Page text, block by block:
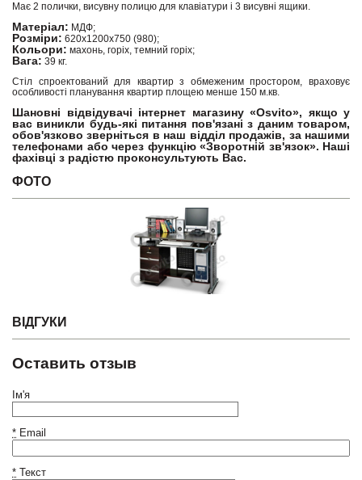
Має 2 полички, висувну полицю для клавіатури і 3 висувні ящики.
Матеріал: МДФ;
Розміри: 620х1200х750 (980);
Кольори: махонь, горіх, темний горіх;
Вага: 39 кг.
Стіл спроектований для квартир з обмеженим простором, враховує
особливості планування квартир площею менше 150 м.кв.
Шановні відвідувачі інтернет магазину «Osvito», якщо у
вас виникли будь-які питання пов'язані з даним товаром,
обов'язково зверніться в наш відділ продажів, за нашими
телефонами або через функцію «Зворотній зв'язок». Наші
фахівці з радістю проконсультують Вас.
ФОТО
ВІДГУКИ
Оставить отзыв
Ім'я
* Email
* Текст